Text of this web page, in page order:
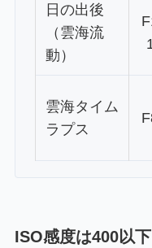
日の出後
（雲海流
動）
雲海タイム
ラプス
ISO感度は400以